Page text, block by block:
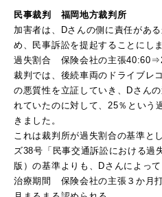
民事裁判 福岡地方裁判所
加害者は、Dさんの側に責任があ
め、民事訴訟を提起することにしま
過失割合 保険会社の主張
裁判では、後続車両のドライブレ
の悪質性を立証していき、Dさん
れていたのに対して、25％という
きました。
これは裁判所が過失割合の基準と
ズ38号「民事交通訴訟における過
版）の基準よりも、Dさんによっ
治療期間 保険会社の主張３か月